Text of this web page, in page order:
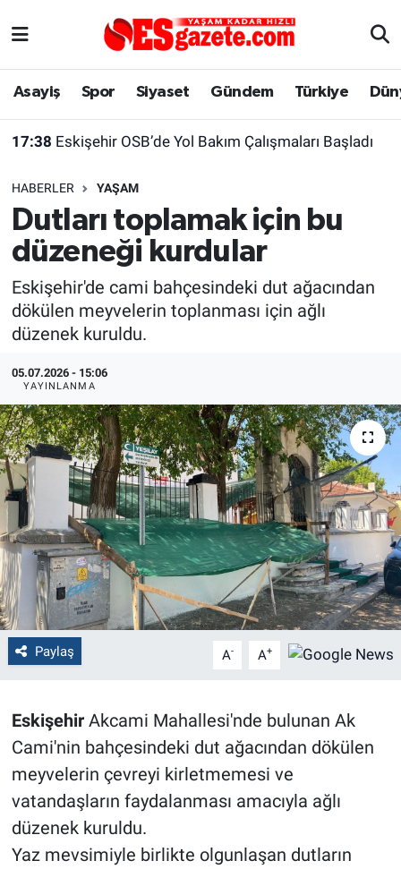
Asayiş Spor Siyaset Gündem Türkiye
17:38 Eskişehir OSB’de Yol Bakım Çalışmaları Başladı
HABERLER YAŞAM
Dutları toplamak için bu
düzeneği kurdular
Eskişehir'de cami bahçesindeki dut ağacından
dökülen meyvelerin toplanması için ağlı
düzenek kuruldu.
05.07.2026 - 15:06
YAYINLANMA
Paylaş A- A+
EskişehirAkcami Mahallesi'nde bulunan Ak
Cami'nin bahçesindeki dut ağacından dökülen
meyvelerin çevreyi kirletmemesi ve
vatandaşların faydalanması amacıyla ağlı
düzenek kuruldu.
Yaz mevsimiyle birlikte olgunlaşan dutların
Asayiş
Gündem
Türkiye
Dünya
Sağlık
Alış-Veriş/İş dünyası
Yaşam
Eskişehirspor Arşivi
Eskişehir Arşivi
Röportaj
Ekonomi
Kültür Sanat
Politika
Bilecik
Kütahya
Gezi
Genel
Çevre
Magazin
Bilim ve Teknoloji
Eskişehir Nöbetçi Eczaneler
Süper Lig Puan Durumu ve Fikstür
Tüm Manşetler
Son Dakika Haberleri
Haber Arşivi